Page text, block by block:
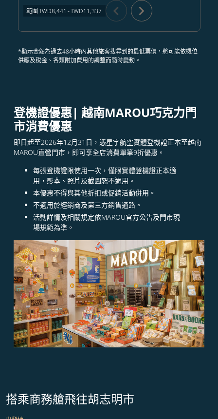
範圍TWD8,441 -TWD11,337 chevron_left chevron_right
*顯示金額為過去48小時內其他旅客搜尋到的最低票價，將可能依機位
供應及稅金、各類附加費用的調整而隨時變動。
登機證優惠| 越南MAROU巧克力門
市消費優惠
即日起至2026年12月31日，憑星宇航空實體登機證正本至越南
MAROU直營門市，即可享全店消費單筆9折優惠。
每張登機證限使用一次，僅限實體登機證正本適
用，影本、照片及截圖恕不適用。
本優惠不得與其他折扣或促銷活動併用。
不適用於經銷商及第三方銷售通路。
活動詳情及相關規定依MAROU官方公告及門市現
場規範為準。
搭乘商務艙飛往胡志明市